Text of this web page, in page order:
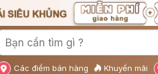
Các điểm bán hàng Khuyến mãi